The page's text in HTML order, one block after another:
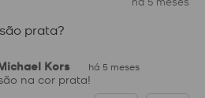
prata?
Kors há 5 meses
na cor prata!